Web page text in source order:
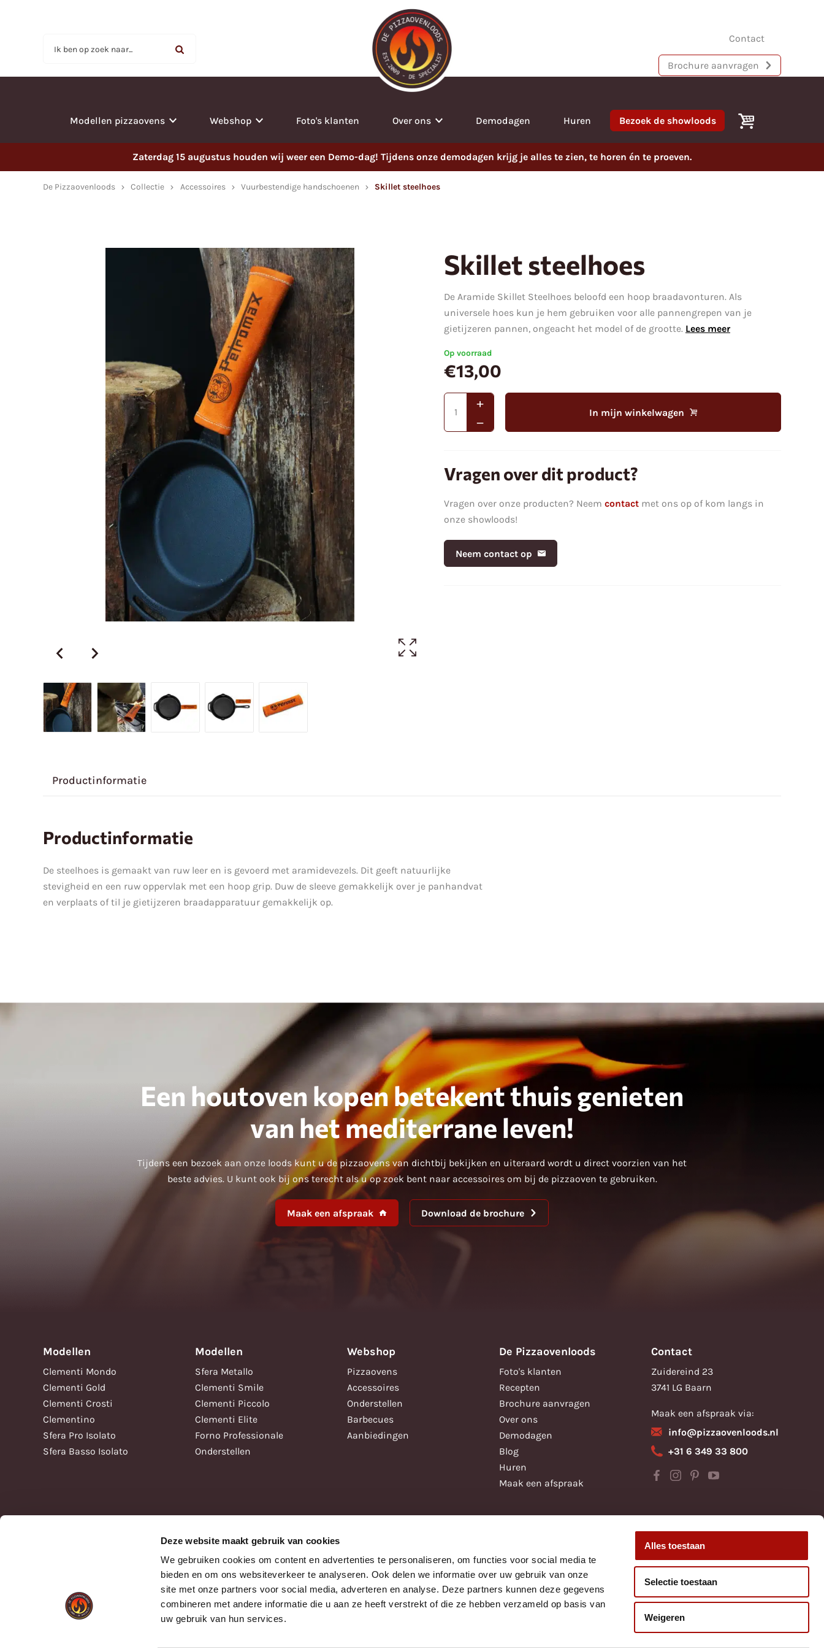
Deze website maakt gebruik van cookies
We gebruiken cookies om content en advertenties te personaliseren, om functies voor social media te
bieden en om ons websiteverkeer te analyseren. Ook delen we informatie over uw gebruik van onze
site met onze partners voor social media, adverteren en analyse. Deze partners kunnen deze gegevens
combineren met andere informatie die u aan ze heeft verstrekt of die ze hebben verzameld op basis van
uw gebruik van hun services.
Alles toestaan
Selectie toestaan
Weigeren
Ik ben op zoek naar...
Contact
Brochure aanvragen
Modellen pizzaovens Webshop Foto's klanten Over ons Demodagen Huren Bezoek de showloods
Zaterdag 15 augustus houden wij weer een Demo-dag! Tijdens onze demodagen krijg je alles te zien, te horen én te proeven.
De Pizzaovenloods Collectie Accessoires Vuurbestendige handschoenen Skillet steelhoes
Skillet steelhoes
De Aramide Skillet Steelhoes beloofd een hoop braadavonturen. Als
universele hoes kun je hem gebruiken voor alle pannengrepen van je
gietijzeren pannen, ongeacht het model of de grootte. Lees meer
Op voorraad
€13,00
In mijn winkelwagen
Vragen over dit product?
Vragen over onze producten? Neem contact met ons op of kom langs in
onze showloods!
Neem contact op
Productinformatie
Productinformatie
De steelhoes is gemaakt van ruw leer en is gevoerd met aramidevezels. Dit geeft natuurlijke
stevigheid en een ruw oppervlak met een hoop grip. Duw de sleeve gemakkelijk over je panhandvat
en verplaats of til je gietijzeren braadapparatuur gemakkelijk op.
Een houtoven kopen betekent thuis genieten
van het mediterrane leven!
Tijdens een bezoek aan onze loods kunt u de pizzaovens van dichtbij bekijken en uiteraard wordt u direct voorzien van het
beste advies. U kunt ook bij ons terecht als u op zoek bent naar accessoires om bij de pizzaoven te gebruiken.
Maak een afspraak Download de brochure
Modellen
Clementi Mondo
Clementi Gold
Clementi Crosti
Clementino
Sfera Pro Isolato
Sfera Basso Isolato
Modellen
Sfera Metallo
Clementi Smile
Clementi Piccolo
Clementi Elite
Forno Professionale
Onderstellen
Webshop
Pizzaovens
Accessoires
Onderstellen
Barbecues
Aanbiedingen
De Pizzaovenloods
Foto's klanten
Recepten
Brochure aanvragen
Over ons
Demodagen
Blog
Huren
Maak een afspraak
Contact
Zuidereind 23
3741 LG Baarn
Maak een afspraak via:
info@pizzaovenloods.nl
+31 6 349 33 800